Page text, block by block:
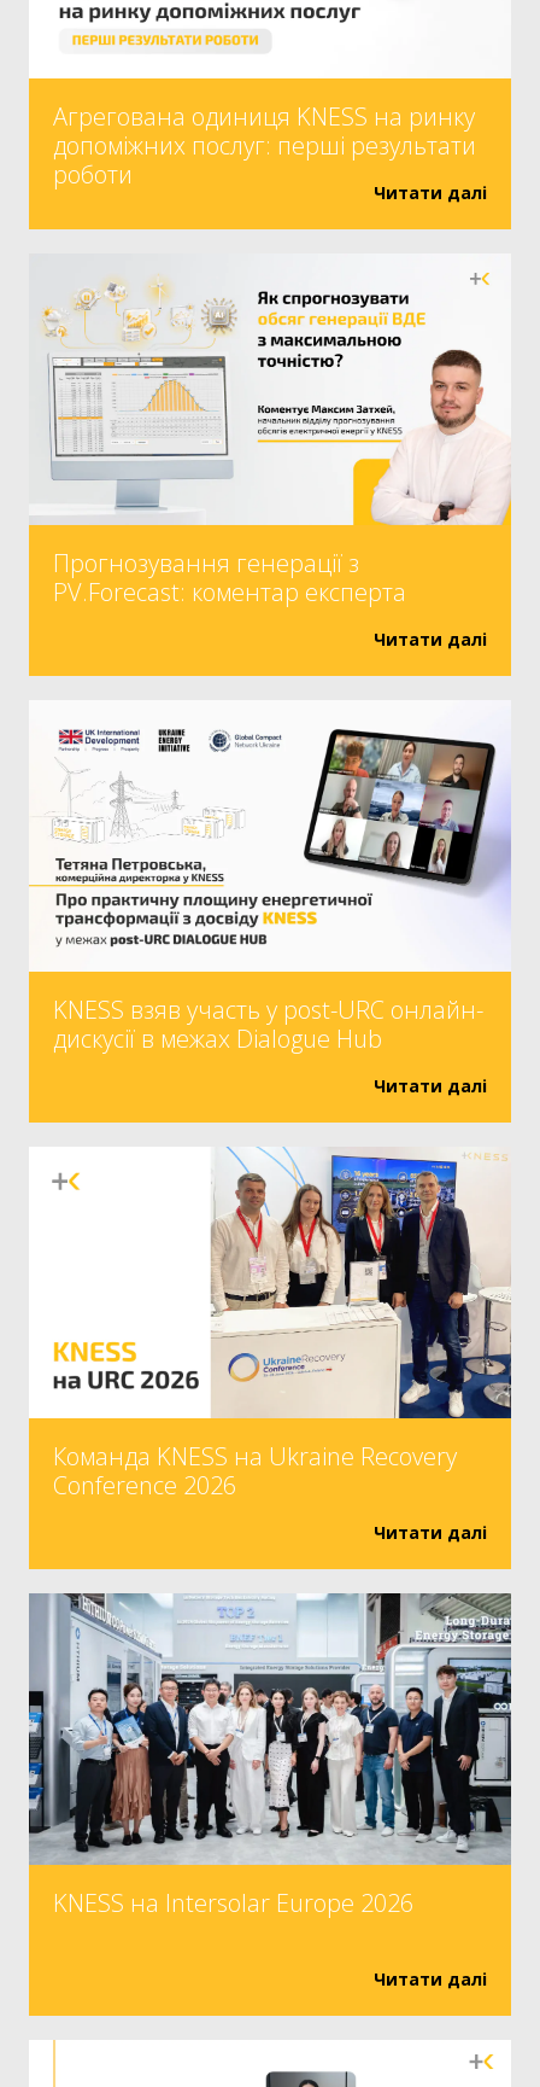
Агрегована одиниця KNESS на ринку
допоміжних послуг: перші результати
роботи
Читати далі
Прогнозування генерації з
PV.Forecast: коментар експерта
Читати далі
KNESS взяв участь у post-URC онлайн-
дискусії в межах Dialogue Hub
Читати далі
Команда KNESS на Ukraine Recovery
Conference 2026
Читати далі
KNESS на Intersolar Europe 2026
Читати далі